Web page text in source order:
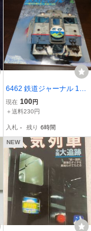
6462 鉄道ジャーナル 199
8年4月号 特集 総合交通体
系と鉄道の役割
現在 100円
＋送料230円
入札 - 残り 6時間
NEW